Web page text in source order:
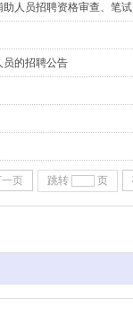
员的招聘公告
页 跳转 页